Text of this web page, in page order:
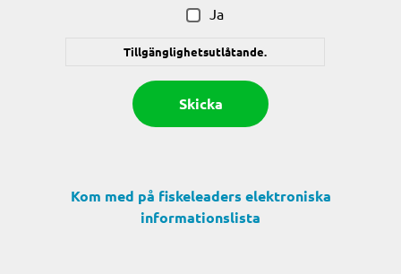
Ja
Tillgänglighetsutlåtande.
Kom med på fiskeleaders elektroniska
informationslista